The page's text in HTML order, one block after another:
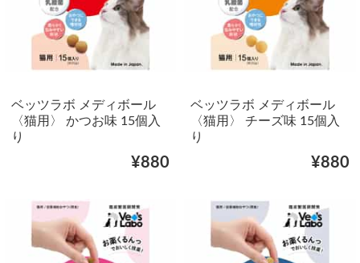
ベッツラボ メディボール
〈猫用〉 かつお味 15個入
り
¥880
ベッツラボ メディボール
〈猫用〉 チーズ味 15個入
り
¥880